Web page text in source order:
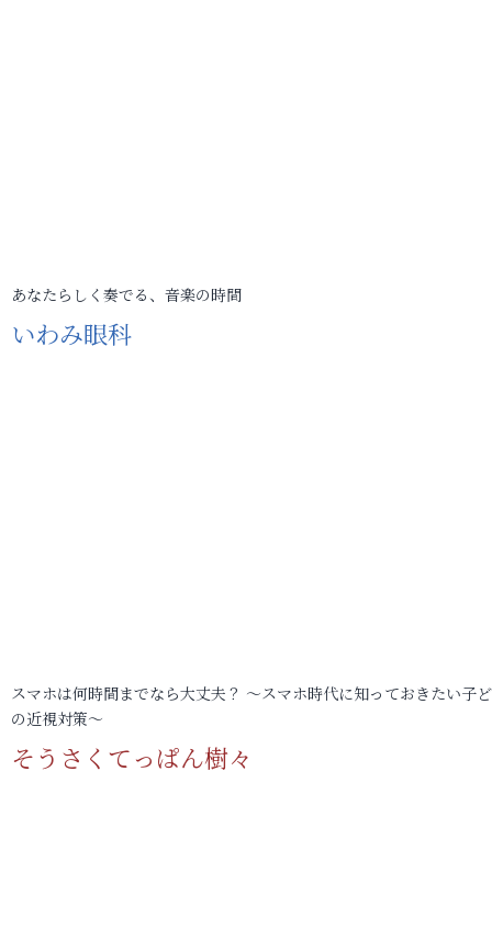
あなたらしく奏でる、音楽の時間
いわみ眼科
スマホは何時間までなら大丈夫？ ～スマホ時代に知っておきたい子
の近視対策～
そうさくてっぱん樹々